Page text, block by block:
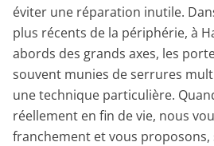
éviter une réparation inutile.
plus récents de la périphérie, à
abords des grands axes, les
souvent munies de serrures
une technique particulière.
réellement en fin de vie, nous
franchement et vous proposons,